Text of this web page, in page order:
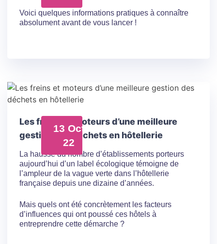
Voici quelques informations pratiques à connaître
absolument avant de vous lancer !
13 Oct
22
Les freins et moteurs d’une meilleure
gestion des déchets en hôtellerie
La hausse du nombre d’établissements porteurs
aujourd’hui d’un label écologique témoigne de
l’ampleur de la vague verte dans l’hôtellerie
française depuis une dizaine d’années.
Mais quels ont été concrètement les facteurs
d’influences qui ont poussé ces hôtels à
entreprendre cette démarche ?